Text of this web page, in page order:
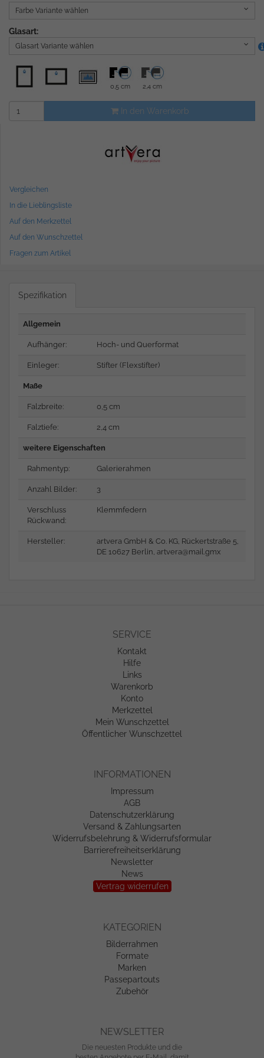
Farbe Variante wählen
Glasart:
Glasart Variante wählen
0,5 cm 2,4 cm
In den Warenkorb
Vergleichen
In die Lieblingsliste
Auf den Merkzettel
Auf den Wunschzettel
Fragen zum Artikel
Spezifikation
Allgemein
Aufhänger: Hoch- und Querformat
Einleger: Stifter (Flexstifter)
Maße
Falzbreite: 0,5 cm
Falztiefe: 2,4 cm
weitere Eigenschaften
Rahmentyp: Galerierahmen
Anzahl Bilder: 3
Verschluss
Rückwand:
Klemmfedern
Hersteller:
artvera GmbH & Co. KG, Rückertstraße 5,
DE 10627 Berlin, artvera@mail.gmx
SERVICE
Kontakt
Hilfe
Links
Warenkorb
Konto
Merkzettel
Mein Wunschzettel
Öffentlicher Wunschzettel
INFORMATIONEN
Impressum
AGB
Datenschutzerklärung
Versand & Zahlungsarten
Widerrufsbelehrung & Widerrufsformular
Barrierefreiheitserklärung
Newsletter
News
Vertrag widerrufen
KATEGORIEN
Bilderrahmen
Formate
Marken
Passepartouts
Zubehör
NEWSLETTER
Die neuesten Produkte und die